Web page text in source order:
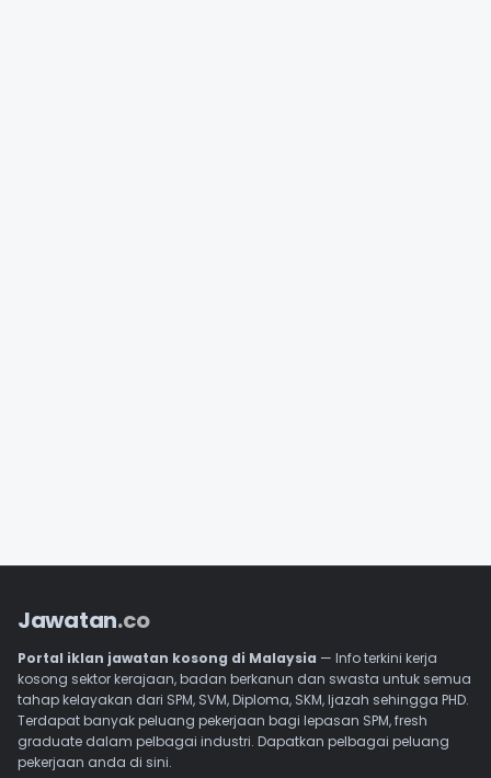
Jawatan.co
Portal iklan jawatan kosong di Malaysia — Info terkini kerja
kosong sektor kerajaan, badan berkanun dan swasta untuk semua
tahap kelayakan dari SPM, SVM, Diploma, SKM, Ijazah sehingga PHD.
Terdapat banyak peluang pekerjaan bagi lepasan SPM, fresh
graduate dalam pelbagai industri. Dapatkan pelbagai peluang
pekerjaan anda di sini.